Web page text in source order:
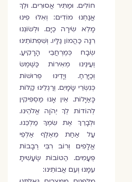
חוֹלִים. וּמַתִּיר אֲסוּרִים. וּלְךָ
אֲנַחְנוּ מוֹדִים: וְאִלּוּ פִינוּ
מָלֵא שִׂירָה כַיָּם. וּלְשׂוֹנֵנוּ
רִנָּה כַּהֲמוֹן גַּלָּיו. וְשִׁפְתוֹתֵינוּ
שְׂבָח כְּמֶרְחֲבֵי הָרָקִיעַ.
וְעֵינֵינוּ מְאִירוֹת כַּשֶּׁמֶשׂ
וְכַיָּרֵחַ. וְיָדֵינוּ פְרוּשׁוֹת
כְּנִשְׂרֵי שָׂמָיִם. וְרַגְלֵינוּ קַלּוֹת
כָּאַיָּלוֹת. אֵין אָנוּ מַסְפִּיקִין
לְהוֹדוֹת לְךָ יְהֹוָה אֱלֹהֵינוּ.
וּלְבָרֵךְ אֶת שִׂמְךָ מַלְכֵּנוּ.
עַל אַחַת מֵאֶלֶף אַלְפֵי
אֲלָפִים וְרוֹב רִבֵּי רְבָבוֹת
פְּעָמִים. הַטּוֹבוֹת שֶׂעָשִׁיתָ
עִמָּנוּ וְעִם אֲבוֹתֵינוּ: